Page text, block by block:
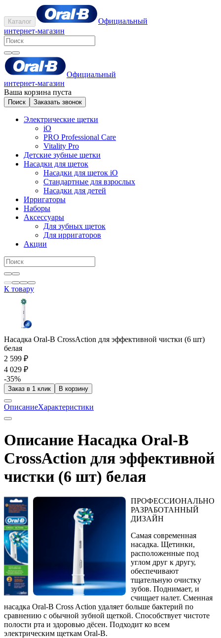
Каталог
Официальный
интернет-магазин
Официальный
интернет-магазин
Ваша корзина пуста
Поиск Заказать звонок
Электрические щетки
iO
PRO Professional Care
Vitality Pro
Детские зубные щетки
Насадки для щеток
Насадки для щеток iO
Стандартные для взрослых
Насадки для детей
Ирригаторы
Наборы
Аксессуары
Для зубных щеток
Для ирригаторов
Акции
К товару
Насадка Oral-B CrossAction для эффективной чистки (6 шт)
белая
2 599 ₽
4 029 ₽
-35%
Заказ в 1 клик В корзину
ОписаниеХарактеристики
Описание Насадка Oral-B
CrossAction для эффективной
чистки (6 шт) белая
ПРОФЕССИОНАЛЬНО
РАЗРАБОТАННЫЙ
ДИЗАЙН
Самая современная
насадка. Щетинки,
расположенные под
углом друг к другу,
обеспечивают
тщательную очистку
зубов. Поднимает, и
счищает налет. Сменная
насадка Oral-B Сross Action удаляет больше бактерий по
сравнению с обычной зубной щеткой. Способствует чистоте
полости рта и здоровью дёсен. Подходит ко всем
электрическим щеткам Oral-B.